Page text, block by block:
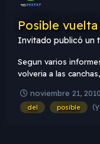
Posible
Invitado publicó un
Segun varios
volveria a las
de Irukanji y dboorN
por Intel y Nvidia. [
noviembre 21,
del posible